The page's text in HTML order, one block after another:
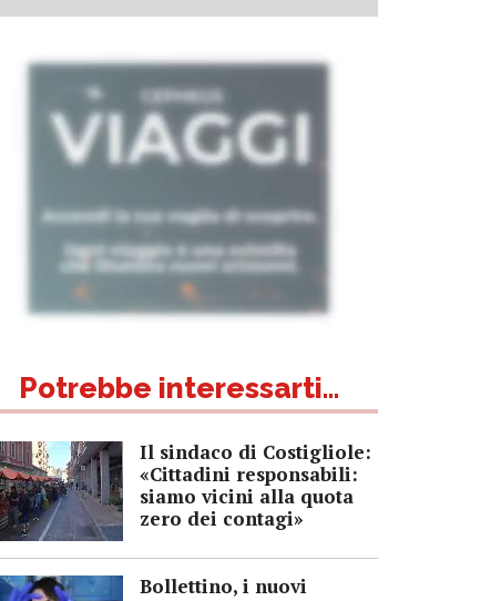
Potrebbe interessarti...
Il sindaco di Costigliole:
«Cittadini responsabili:
siamo vicini alla quota
zero dei contagi»
Bollettino, i nuovi